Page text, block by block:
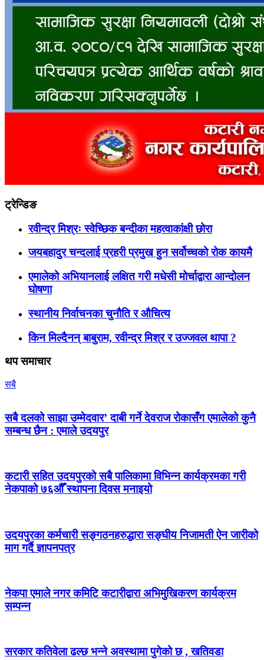
ट्रेन्डिङ
रवीन्द्र मिश्रः स्वेच्छिक बन्दीका महत्वाकांक्षी छोरा
जयबहादुर चन्दलाई प्रहरी प्रमुख हुन सर्वोच्चको रोक कायमै
एमालेको अभियानलाई लक्षित गरी मधेसी मोर्चाद्वारा आन्दोलन
घोषणा
स्थानीय निर्वाचनका चुनौति र औचित्य
किन मिल्दैनन् बाबुराम, रवीन्द्र मिश्र र उज्जवल थापा ?
थप समाचार
सबै
सबै दलको साझा उम्मेदवार’ दाबी गर्ने देवराज रोकासँग एमालेको कुनै
सम्बन्ध छैन : एमाले उदयपुर
कटारी सहित उदयपुरको सबै पालिकामा विभिन्न कार्यक्रमका गरी
नेकपाको ७६औँ स्थापना दिवस मनाइयो
उदयपुरका कर्मचारी सङ्गठनहरुद्धारा सङ्घीय निजामती ऐन जारीको
माग गर्दै ज्ञापनपत्र
नेकपा एमाले नगर कमिटि कटारीद्वारा अभिमुखिकरण कार्यक्रम
सम्पन्न
सरकार कतिवेला ढल्छ भन्ने अवस्थामा पुगेको छ , खतिवडा